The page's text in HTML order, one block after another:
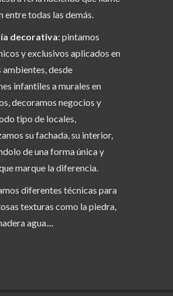
entre todas las demás.
decorativa: pintamos
y exclusivos aplicados en
desde
infantiles a murales en
decoramos negocios y
tipo de locales,
su fachada, su interior,
de una forma única y
marque la diferencia.
diferentes técnicas para
texturas como la piedra,
agua....